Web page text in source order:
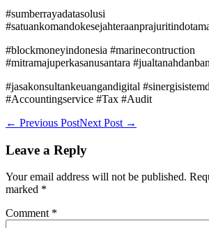
#sumberrayadatasolusi
#blockmoneyindonesia #marinecontruction
#mitramajuperkasanusantara
#jasakonsultankeuangandigital
#Accountingservice #Tax #Audit
Post
← Previous PostNext Post →
Leave a Reply
Your email address will not be published.
marked *
Comment *